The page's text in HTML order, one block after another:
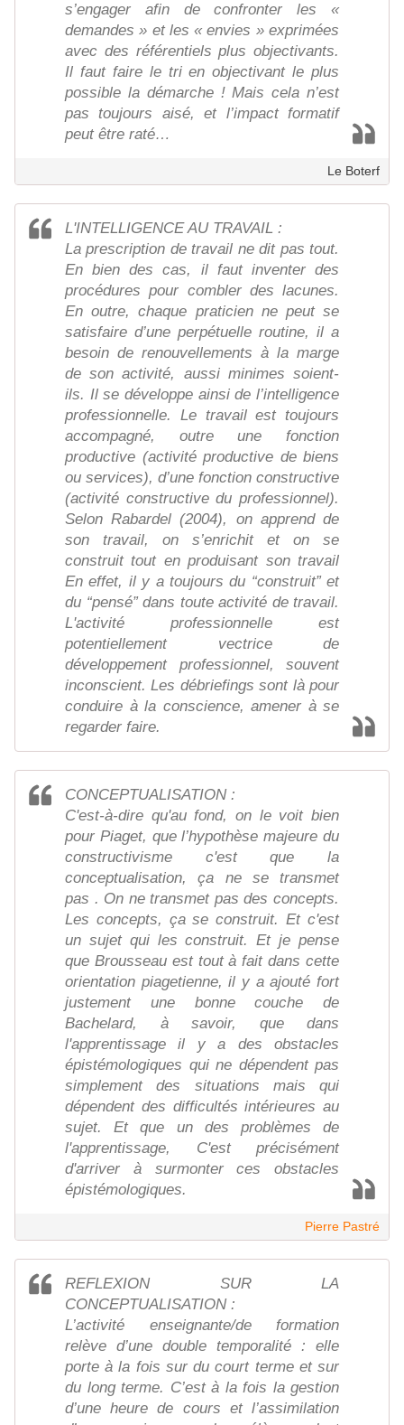
s’engager afin de confronter les «
demandes » et les « envies » exprimées
avec des référentiels plus objectivants.
Il faut faire le tri en objectivant le plus
possible la démarche ! Mais cela n’est
pas toujours aisé, et l’impact formatif
peut être raté…
Le Boterf
L'INTELLIGENCE AU TRAVAIL :
La prescription de travail ne dit pas tout.
En bien des cas, il faut inventer des
procédures pour combler des lacunes.
En outre, chaque praticien ne peut se
satisfaire d’une perpétuelle routine, il a
besoin de renouvellements à la marge
de son activité, aussi minimes soient-
ils. Il se développe ainsi de l’intelligence
professionnelle. Le travail est toujours
accompagné, outre une fonction
productive (activité productive de biens
ou services), d’une fonction constructive
(activité constructive du professionnel).
Selon Rabardel (2004), on apprend de
son travail, on s’enrichit et on se
construit tout en produisant son travail
En effet, il y a toujours du “construit” et
du “pensé” dans toute activité de travail.
L'activité professionnelle est
potentiellement vectrice de
développement professionnel, souvent
inconscient. Les débriefings sont là pour
conduire à la conscience, amener à se
regarder faire.
CONCEPTUALISATION :
C'est-à-dire qu'au fond, on le voit bien
pour Piaget, que l’hypothèse majeure du
constructivisme c'est que la
conceptualisation, ça ne se transmet
pas . On ne transmet pas des concepts.
Les concepts, ça se construit. Et c'est
un sujet qui les construit. Et je pense
que Brousseau est tout à fait dans cette
orientation piagetienne, il y a ajouté fort
justement une bonne couche de
Bachelard, à savoir, que dans
l'apprentissage il y a des obstacles
épistémologiques qui ne dépendent pas
simplement des situations mais qui
dépendent des difficultés intérieures au
sujet. Et que un des problèmes de
l'apprentissage, C'est précisément
d'arriver à surmonter ces obstacles
épistémologiques.
Pierre Pastré
REFLEXION SUR LA
CONCEPTUALISATION :
L’activité enseignante/de formation
relève d’une double temporalité : elle
porte à la fois sur du court terme et sur
du long terme. C’est à la fois la gestion
d’une heure de cours et l’assimilation